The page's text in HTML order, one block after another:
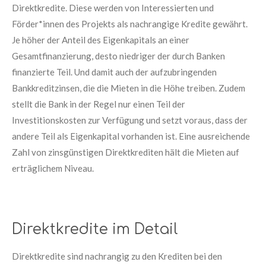
Direktkredite. Diese werden von Interessierten und
Förder*innen des Projekts als nachrangige Kredite gewährt.
Je höher der Anteil des Eigenkapitals an einer
Gesamtfinanzierung, desto niedriger der durch Banken
finanzierte Teil. Und damit auch der aufzubringenden
Bankkreditzinsen, die die Mieten in die Höhe treiben. Zudem
stellt die Bank in der Regel nur einen Teil der
Investitionskosten zur Verfügung und setzt voraus, dass der
andere Teil als Eigenkapital vorhanden ist. Eine ausreichende
Zahl von zinsgünstigen Direktkrediten hält die Mieten auf
erträglichem Niveau.
Direktkredite im Detail
Direktkredite sind nachrangig zu den Krediten bei den